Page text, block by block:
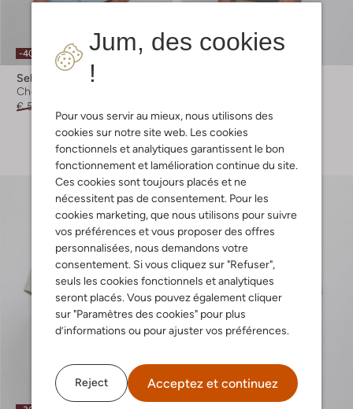
Jum, des cookies
!
Pour vous servir au mieux, nous utilisons des
cookies sur notre site web. Les cookies
fonctionnels et analytiques garantissent le bon
fonctionnement et lamélioration continue du site.
Ces cookies sont toujours placés et ne
nécessitent pas de consentement. Pour les
cookies marketing, que nous utilisons pour suivre
vos préférences et vous proposer des offres
personnalisées, nous demandons votre
consentement. Si vous cliquez sur "Refuser",
seuls les cookies fonctionnels et analytiques
seront placés. Vous pouvez également cliquer
sur "Paramètres des cookies" pour plus
d’informations ou pour ajuster vos préférences.
Reject Acceptez et continuez
-40%
Selected Men
Chemise décontractée
€ 59,99
-20%
+ autre couleurs